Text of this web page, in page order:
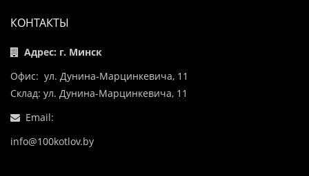
КОНТАКТЫ
Адрес: г. Минск
Офис: ул. Дунина-Марцинкевича, 11
Склад: ул. Дунина-Марцинкевича, 11
Email:
info@100kotlov.by